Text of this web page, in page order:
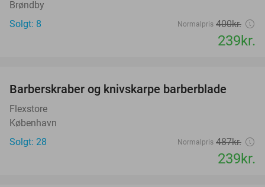
Brøndby
Solgt: 8
Normalpris 400kr.
239kr.
Barberskraber og knivskarpe barberblade
Flexstore
København
Solgt: 28
Normalpris 487kr.
239kr.